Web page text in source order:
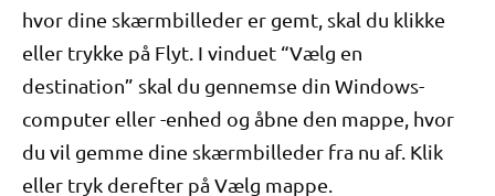
hvor dine skærmbilleder er gemt, skal du klikke
eller trykke på Flyt. I vinduet “Vælg en
destination” skal du gennemse din Windows-
computer eller -enhed og åbne den mappe, hvor
du vil gemme dine skærmbilleder fra nu af. Klik
eller tryk derefter på Vælg mappe.